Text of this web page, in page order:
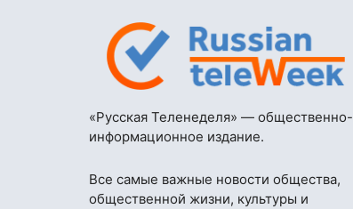
«Русская Теленеделя» — общественно-
информационное издание.
Все самые важные новости общества,
общественной жизни, культуры и